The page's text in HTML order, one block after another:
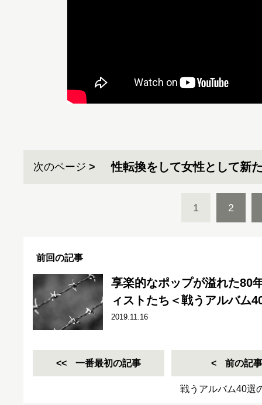
次のページ 性転換をして女性として新
1 2
前回の記事
享楽的なポップが溢れた80
ィストたち＜戦うアルバム
2019.11.16
一番最初の記事 前の記事
戦うアルバム40選